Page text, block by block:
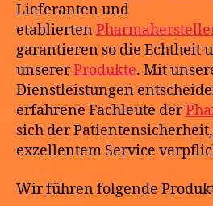
Lieferanten und
etablierten
garantieren so die Echtheit
unsererProdukte. Mit
Dienstleistungen
erfahrene Fachleute der
sich der
exzellentem Service
Wir führen folgende